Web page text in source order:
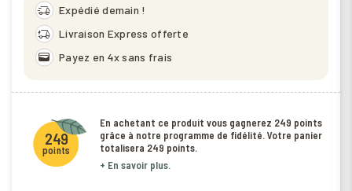
delivery_truck_speed Expédié demain !
delivery_truck_bolt Livraison Express offerte
wallet Payez en 4x sans frais
249
points
En achetant ce produit vous gagnerez 249 points
grâce à notre programme de fidélité. Votre panier
totalisera 249 points.
+ En savoir plus.